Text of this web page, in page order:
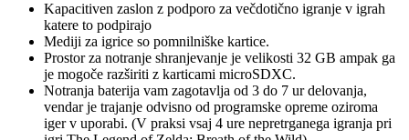
Kapacitiven zaslon z podporo za večdotično igranje v igrah
katere to podpirajo
Mediji za igrice so pomnilniške kartice.
Prostor za notranje shranjevanje je velikosti 32 GB ampak ga
je mogoče razširiti z karticami microSDXC.
Notranja baterija vam zagotavlja od 3 do 7 ur delovanja,
vendar je trajanje odvisno od programske opreme oziroma
iger v uporabi. (V praksi vsaj 4 ure nepretrganega igranja pri